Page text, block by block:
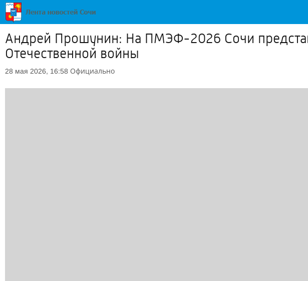
Андрей Прошунин: На ПМЭФ-2026 Сочи
Отечественной войны
28 мая 2026, 16:58 Официально